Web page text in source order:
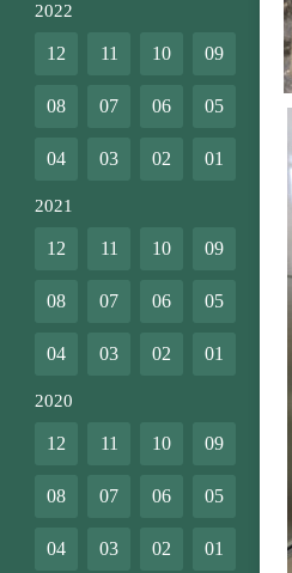
2022
12 11 10 09
08 07 06 05
04 03 02 01
2021
12 11 10 09
08 07 06 05
04 03 02 01
2020
12 11 10 09
08 07 06 05
04 03 02 01